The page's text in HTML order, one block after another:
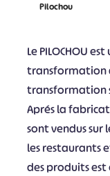
Pilochou
Le PILOCHOU
transformation
transformation
Aprés la
sont vendus sur
les restaurants
des produits est